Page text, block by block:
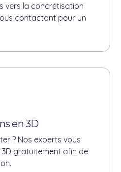
vers la concrétisation
contactant pour un
en 3D
? Nos experts vous
gratuitement afin de